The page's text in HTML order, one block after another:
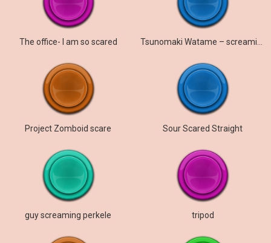
The office- I am so scared
Project Zomboid scare Sour Scared Straight
guy screaming perkele tripod